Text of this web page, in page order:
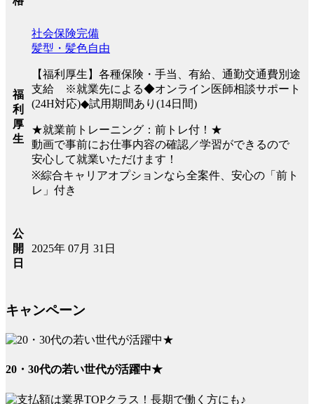
福
利
厚
生
社会保険完備
髪型・髪色自由
【福利厚生】各種保険・手当、有給、通勤交通費別途
支給 ※就業先による◆オンライン医師相談サポート
(24H対応)◆試用期間あり(14日間)
★就業前トレーニング：前トレ付！★
動画で事前にお仕事内容の確認／学習ができるので
安心して就業いただけます！
※綜合キャリアオプションなら全案件、安心の「前ト
レ」付き
公
開
日
2025年 07月 31日
キャンペーン
20・30代の若い世代が活躍中★